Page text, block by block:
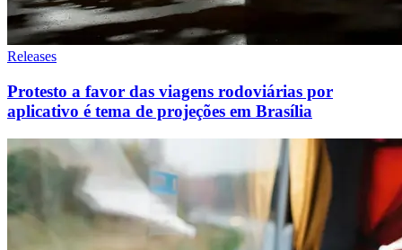
Releases
Protesto a favor das viagens rodoviárias por
aplicativo é tema de projeções em Brasília